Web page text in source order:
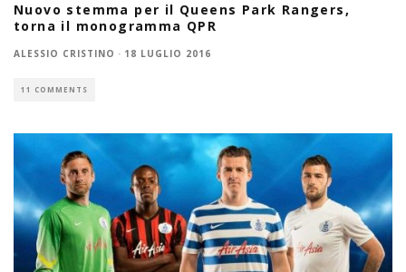
Nuovo stemma per il Queens Park Rangers,
torna il monogramma QPR
ALESSIO CRISTINO · 18 LUGLIO 2016
11 COMMENTS